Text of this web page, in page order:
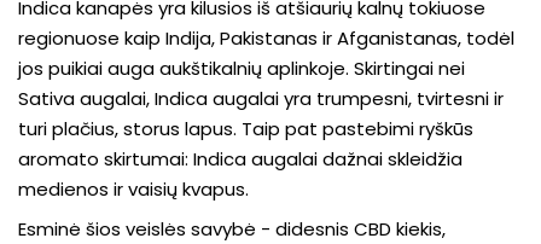
Indica kanapės yra kilusios iš atšiaurių kalnų tokiuose
regionuose kaip Indija, Pakistanas ir Afganistanas, todėl
jos puikiai auga aukštikalnių aplinkoje. Skirtingai nei
Sativa augalai, Indica augalai yra trumpesni, tvirtesni ir
turi plačius, storus lapus. Taip pat pastebimi ryškūs
aromato skirtumai: Indica augalai dažnai skleidžia
medienos ir vaisių kvapus.
Esminė šios veislės savybė - didesnis CBD kiekis,